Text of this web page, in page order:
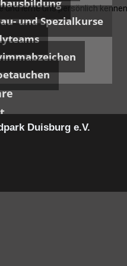
und Spezialkurse
lerne uns persönlich kennen.
Duisburg e.V.